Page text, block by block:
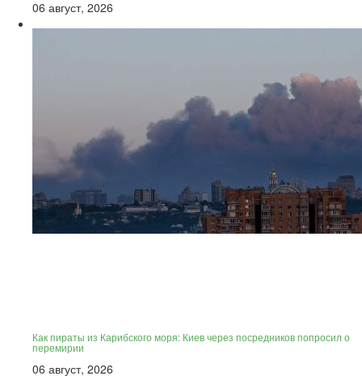
06 август, 2026
Как пираты из Карибского моря: Киев через посредников попросил о
перемирии
06 август, 2026